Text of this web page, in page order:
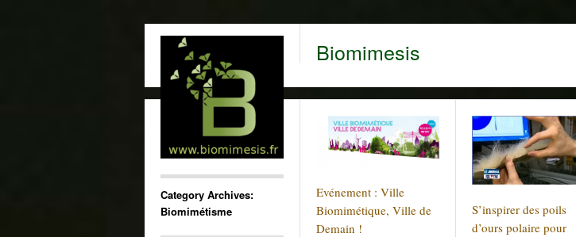
Biomimesis
Category Archives:
Biomimétisme
Evénement : Ville
Biomimétique, Ville de
Demain !
S’inspirer des poils
d’ours polaire pour